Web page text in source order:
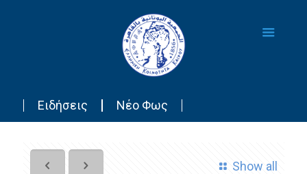
Ειδήσεις Νέο Φως
Show all